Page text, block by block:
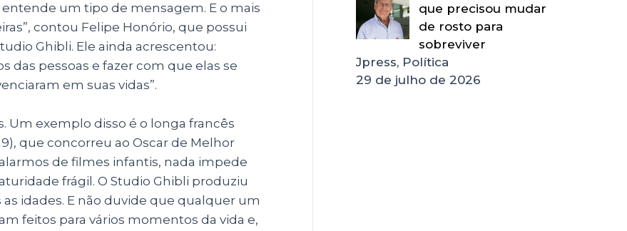
um tipo de mensagem. E o mais
contou Felipe Honório, que possui
Ghibli. Ele ainda acrescentou:
das pessoas e fazer com que elas se
em suas vidas”.
Um exemplo disso é o longa francês
que concorreu ao Oscar de Melhor
de filmes infantis, nada impede
frágil. O Studio Ghibli produziu
idades. E não duvide que qualquer um
feitos para vários momentos da vida e,
que precisou mudar
de rosto para
sobreviver
Jpress, Política
29 de julho de 2026